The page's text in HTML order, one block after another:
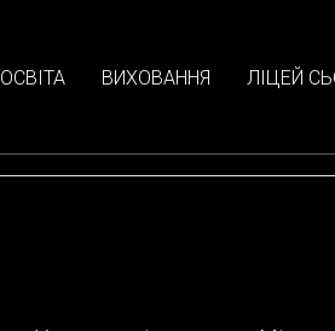
ОСВІТА ВИХОВАННЯ ЛІЦЕЙ